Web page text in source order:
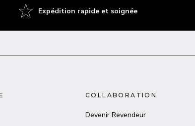
Expédition rapide et soignée
COLLABORATION
Devenir Revendeur